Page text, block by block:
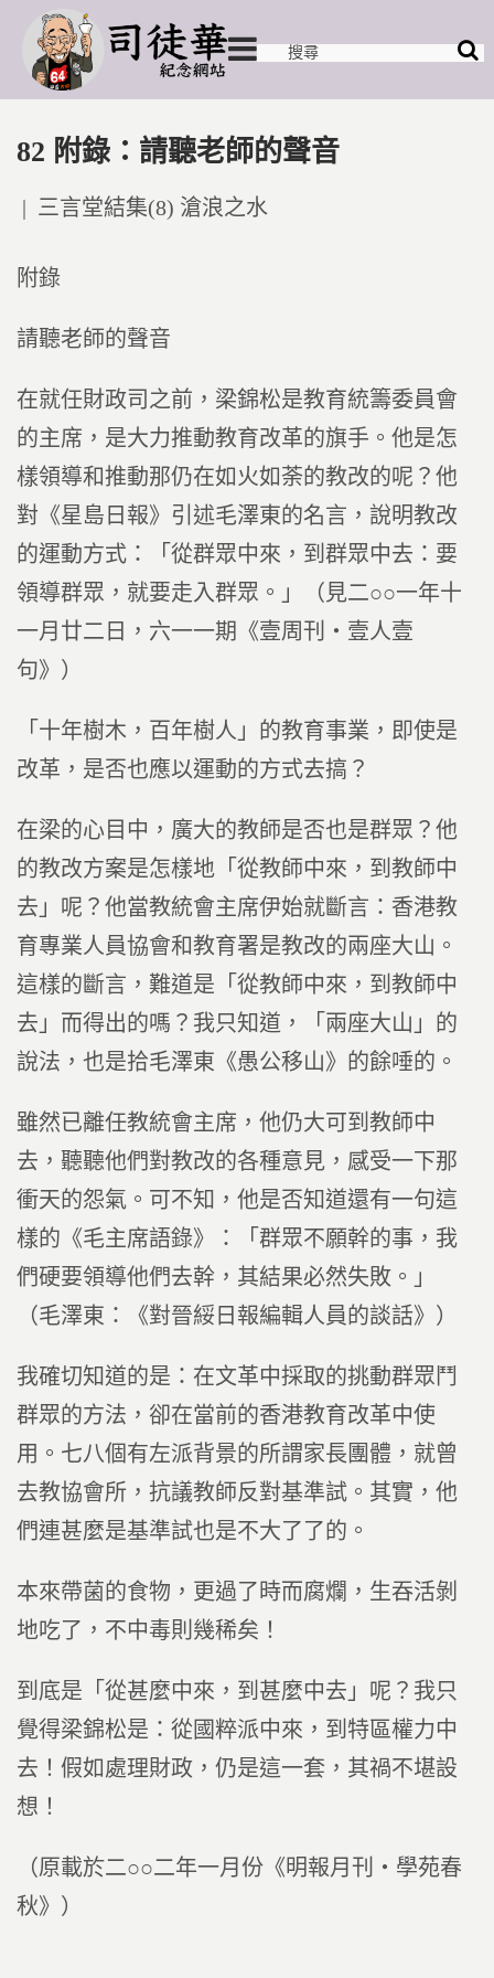
82 附錄：請聽老師的聲音
Posted
三言堂結集(8) 滄浪之水
附錄
請聽老師的聲音
在就任財政司之前，梁錦松是教育統籌委員會
的主席，是大力推動教育改革的旗手。他是怎
樣領導和推動那仍在如火如荼的教改的呢？他
對《星島日報》引述毛澤東的名言，說明教改
的運動方式：「從群眾中來，到群眾中去：要
領導群眾，就要走入群眾。」（見二○○一年十
一月廿二日，六一一期《壹周刊‧壹人壹
句》）
「十年樹木，百年樹人」的教育事業，即使是
改革，是否也應以運動的方式去搞？
在梁的心目中，廣大的教師是否也是群眾？他
的教改方案是怎樣地「從教師中來，到教師中
去」呢？他當教統會主席伊始就斷言：香港教
育專業人員協會和教育署是教改的兩座大山。
這樣的斷言，難道是「從教師中來，到教師中
去」而得出的嗎？我只知道，「兩座大山」的
說法，也是拾毛澤東《愚公移山》的餘唾的。
雖然已離任教統會主席，他仍大可到教師中
去，聽聽他們對教改的各種意見，感受一下那
衝天的怨氣。可不知，他是否知道還有一句這
樣的《毛主席語錄》：「群眾不願幹的事，我
們硬要領導他們去幹，其結果必然失敗。」
（毛澤東：《對晉綏日報編輯人員的談話》）
我確切知道的是：在文革中採取的挑動群眾鬥
群眾的方法，卻在當前的香港教育改革中使
用。七八個有左派背景的所謂家長團體，就曾
去教協會所，抗議教師反對基準試。其實，他
們連甚麼是基準試也是不大了了的。
本來帶菌的食物，更過了時而腐爛，生吞活剝
地吃了，不中毒則幾稀矣！
到底是「從甚麼中來，到甚麼中去」呢？我只
覺得梁錦松是：從國粹派中來，到特區權力中
去！假如處理財政，仍是這一套，其禍不堪設
想！
（原載於二○○二年一月份《明報月刊‧學苑春
秋》）